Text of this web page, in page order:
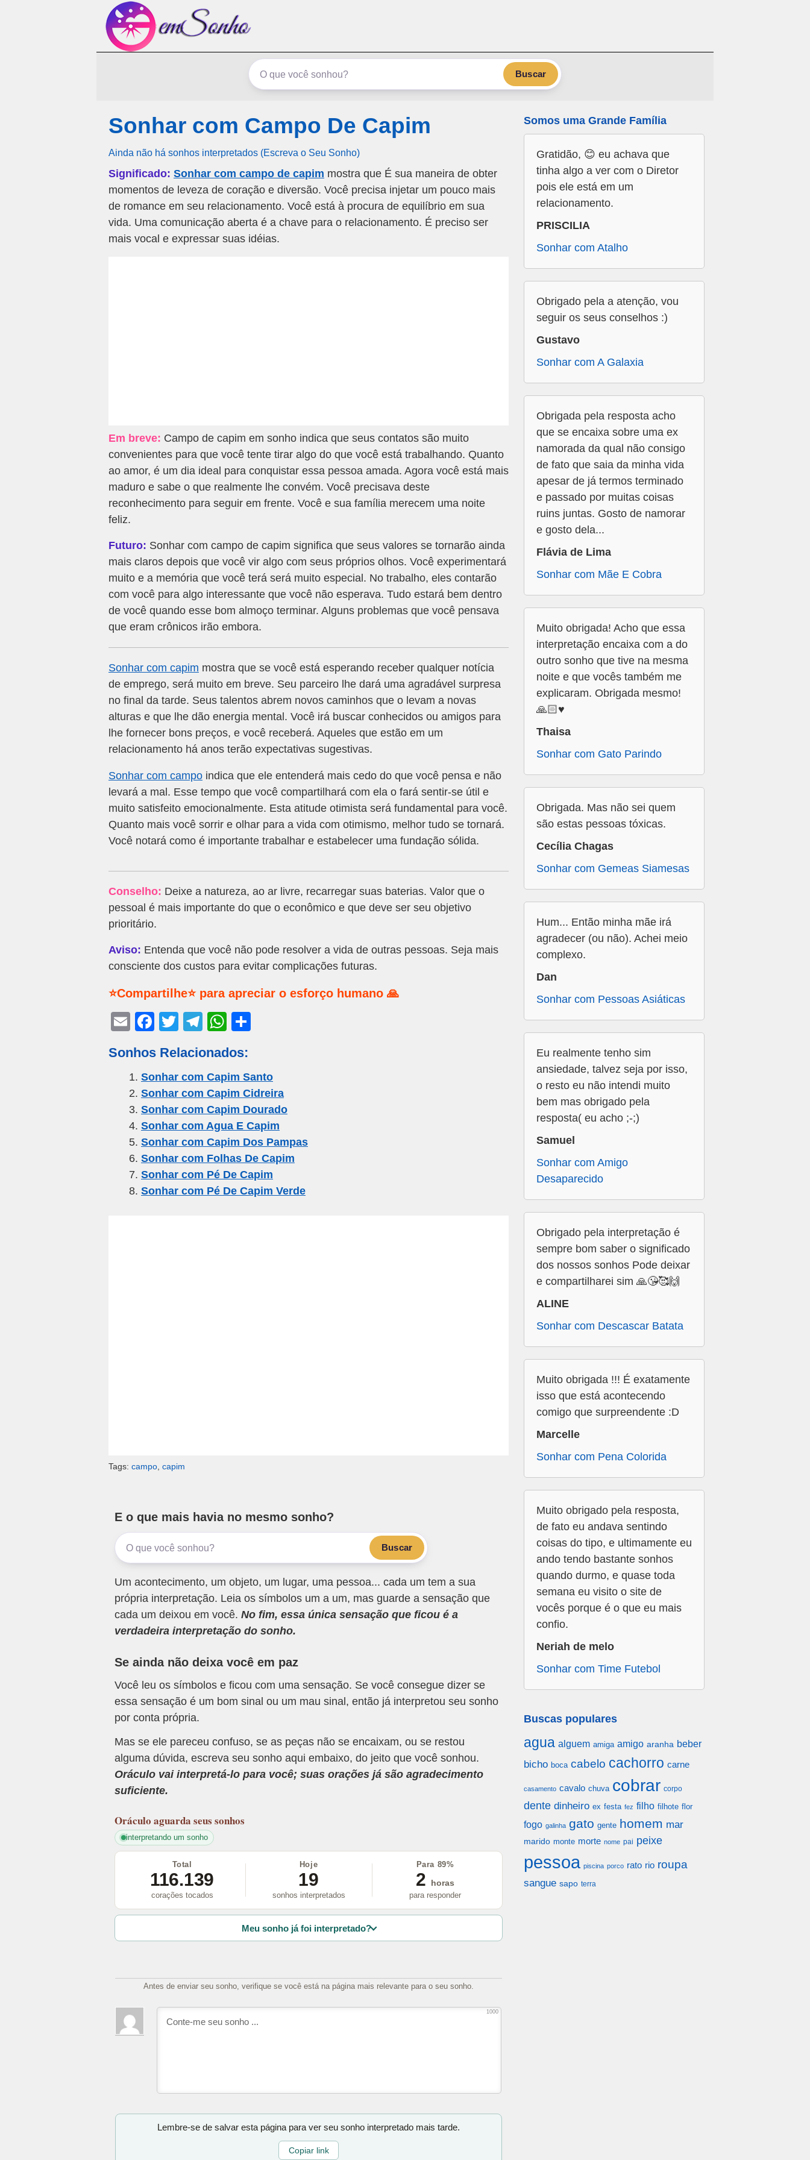
Buscar
Sonhar com Campo De Capim
Ainda não há sonhos interpretados (Escreva o Seu Sonho)
Significado: Sonhar com campo de capim mostra que É sua maneira de obter
momentos de leveza de coração e diversão. Você precisa injetar um pouco mais
de romance em seu relacionamento. Você está à procura de equilíbrio em sua
vida. Uma comunicação aberta é a chave para o relacionamento. É preciso ser
mais vocal e expressar suas idéias.
Em breve: Campo de capim em sonho indica que seus contatos são muito
convenientes para que você tente tirar algo do que você está trabalhando. Quanto
ao amor, é um dia ideal para conquistar essa pessoa amada. Agora você está mais
maduro e sabe o que realmente lhe convém. Você precisava deste
reconhecimento para seguir em frente. Você e sua família merecem uma noite
feliz.
Futuro: Sonhar com campo de capim significa que seus valores se tornarão ainda
mais claros depois que você vir algo com seus próprios olhos. Você experimentará
muito e a memória que você terá será muito especial. No trabalho, eles contarão
com você para algo interessante que você não esperava. Tudo estará bem dentro
de você quando esse bom almoço terminar. Alguns problemas que você pensava
que eram crônicos irão embora.
Sonhar com capim mostra que se você está esperando receber qualquer notícia
de emprego, será muito em breve. Seu parceiro lhe dará uma agradável surpresa
no final da tarde. Seus talentos abrem novos caminhos que o levam a novas
alturas e que lhe dão energia mental. Você irá buscar conhecidos ou amigos para
lhe fornecer bons preços, e você receberá. Aqueles que estão em um
relacionamento há anos terão expectativas sugestivas.
Sonhar com campo indica que ele entenderá mais cedo do que você pensa e não
levará a mal. Esse tempo que você compartilhará com ela o fará sentir-se útil e
muito satisfeito emocionalmente. Esta atitude otimista será fundamental para você.
Quanto mais você sorrir e olhar para a vida com otimismo, melhor tudo se tornará.
Você notará como é importante trabalhar e estabelecer uma fundação sólida.
Conselho: Deixe a natureza, ao ar livre, recarregar suas baterias. Valor que o
pessoal é mais importante do que o econômico e que deve ser seu objetivo
prioritário.
Aviso: Entenda que você não pode resolver a vida de outras pessoas. Seja mais
consciente dos custos para evitar complicações futuras.
⭐Compartilhe⭐ para apreciar o esforço humano 🙏
E
ail
F
c
e
b
o
o
k
T
tt
er
T
e
gr
a
m
W
at
s
A
p
p
e
Sonhos Relacionados:
Sonhar com Capim Santo
Sonhar com Capim Cidreira
Sonhar com Capim Dourado
Sonhar com Agua E Capim
Sonhar com Capim Dos Pampas
Sonhar com Folhas De Capim
Sonhar com Pé De Capim
Sonhar com Pé De Capim Verde
Tags: campo capim
E o que mais havia no mesmo sonho?
Buscar
Um acontecimento, um objeto, um lugar, uma pessoa... cada um tem a sua
própria interpretação. Leia os símbolos um a um, mas guarde a sensação que
cada um deixou em você. No fim, essa única sensação que ficou é a
verdadeira interpretação do sonho.
Se ainda não deixa você em paz
Você leu os símbolos e ficou com uma sensação. Se você consegue dizer se
essa sensação é um bom sinal ou um mau sinal, então já interpretou seu sonho
por conta própria.
Mas se ele pareceu confuso, se as peças não se encaixam, ou se restou
alguma dúvida, escreva seu sonho aqui embaixo, do jeito que você sonhou.
Oráculo vai interpretá-lo para você; suas orações já são agradecimento
suficiente.
Oráculo aguarda seus sonhos
interpretando um sonho
Total
116.139
corações tocados
Hoje
19
sonhos interpretados
Para 89%
2
horas
para responder
Meu sonho já foi interpretado?
Antes de enviar seu sonho, verifique se você está na página mais relevante para o seu sonho.
1000
Lembre-se de salvar esta página para ver seu sonho interpretado mais tarde.
Copiar link
Somos uma Grande Família
Gratidão, 😊 eu achava que
tinha algo a ver com o Diretor
pois ele está em um
relacionamento.
PRISCILIA
Sonhar com Atalho
Obrigado pela a atenção, vou
seguir os seus conselhos :)
Gustavo
Sonhar com A Galaxia
Obrigada pela resposta acho
que se encaixa sobre uma ex
namorada da qual não consigo
de fato que saia da minha vida
apesar de já termos terminado
e passado por muitas coisas
ruins juntas. Gosto de namorar
e gosto dela...
Flávia de Lima
Sonhar com Mãe E Cobra
Muito obrigada! Acho que essa
interpretação encaixa com a do
outro sonho que tive na mesma
noite e que vocês também me
explicaram. Obrigada mesmo!
🙏🏻♥️
Thaisa
Sonhar com Gato Parindo
Obrigada. Mas não sei quem
são estas pessoas tóxicas.
Cecília Chagas
Sonhar com Gemeas Siamesas
Hum... Então minha mãe irá
agradecer (ou não). Achei meio
complexo.
Dan
Sonhar com Pessoas Asiáticas
Eu realmente tenho sim
ansiedade, talvez seja por isso,
o resto eu não intendi muito
bem mas obrigado pela
resposta( eu acho ;-;)
Samuel
Sonhar com Amigo
Desaparecido
Obrigado pela interpretação é
sempre bom saber o significado
dos nossos sonhos Pode deixar
e compartilharei sim 🙏😘🥰🙌
ALINE
Sonhar com Descascar Batata
Muito obrigada !!! É exatamente
isso que está acontecendo
comigo que surpreendente :D
Marcelle
Sonhar com Pena Colorida
Muito obrigado pela resposta,
de fato eu andava sentindo
coisas do tipo, e ultimamente eu
ando tendo bastante sonhos
quando durmo, e quase toda
semana eu visito o site de
vocês porque é o que eu mais
confio.
Neriah de melo
Sonhar com Time Futebol
Buscas populares
agua alguem amiga amigo aranha beber
bicho boca cabelo cachorro carne
casamento cavalo chuva cobrar corpo
dente dinheiro ex festa fez filho filhote flor
fogo galinha gato gente homem mar
marido monte morte nome pai peixe
pessoa piscina porco rato rio roupa
sangue sapo terra